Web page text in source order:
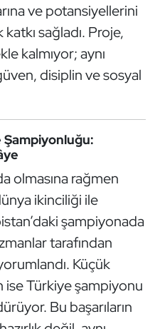
ve potansiyellerini
sağladı. Proje,
kalmıyor; aynı
disiplin ve sosyal
olmasına rağmen
ikinciliği ile
şampiyonada
tarafından
Küçük
ise Türkiye şampiyonu
Bu başarıların